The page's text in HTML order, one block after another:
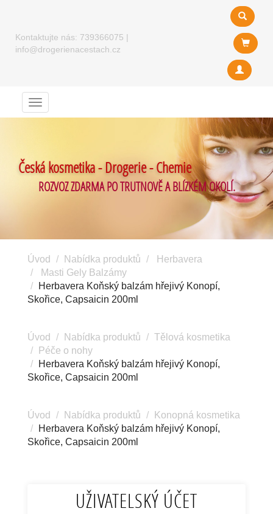
Kontaktujte nás: 739366075 |
info@drogerienacestach.cz
Menu
Česká kosmetika - Drogerie - Chemie
ROZVOZ ZDARMA PO TRUTNOVĚ A BLÍZKÉM OKOLÍ.
Úvod Nabídka produktů
Herbavera
Masti Gely Balzámy
Herbavera Koňský balzám hřejivý Konopí,
Skořice, Capsaicin 200ml
Úvod Nabídka produktů
Tělová kosmetika
Péče o nohy
Herbavera Koňský balzám hřejivý Konopí,
Skořice, Capsaicin 200ml
Úvod Nabídka produktů
Konopná kosmetika
Herbavera Koňský balzám hřejivý Konopí,
Skořice, Capsaicin 200ml
UŽIVATELSKÝ ÚČET